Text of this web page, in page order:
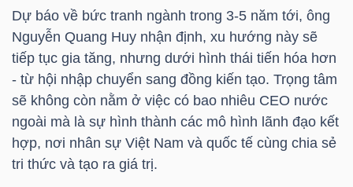
Dự báo về bức tranh ngành trong 3-5 năm tới, ông
Nguyễn Quang Huy nhận định, xu hướng này sẽ
tiếp tục gia tăng, nhưng dưới hình thái tiến hóa hơn
- từ hội nhập chuyển sang đồng kiến tạo. Trọng tâm
sẽ không còn nằm ở việc có bao nhiêu CEO nước
ngoài mà là sự hình thành các mô hình lãnh đạo kết
hợp, nơi nhân sự Việt Nam và quốc tế cùng chia sẻ
tri thức và tạo ra giá trị.
ĐỘNG
SẢN
Mã
chứng
khoán
(-)
Cổ phiếu